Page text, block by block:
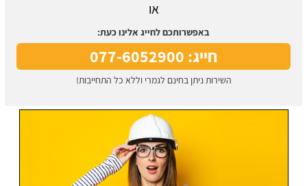
או
באפשרותכם לחייג אלינו כעת:
חייג: 077-6052900
השירות ניתן בחינם לגמרי וללא כל התחייבות!